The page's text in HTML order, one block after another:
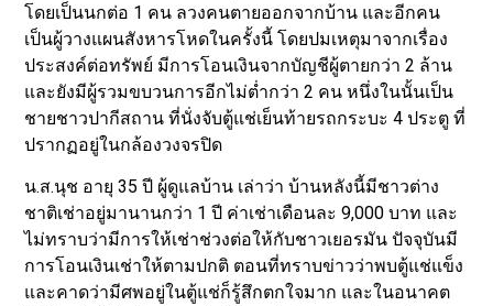
โดยเป็นนกต่อ 1 คน ลวงคนตายออกจากบ้าน และอีกคน
เป็นผู้วางแผนสังหารโหดในครั้งนี้ โดยปมเหตุมาจากเรื่อง
ประสงค์ต่อทรัพย์ มีการโอนเงินจากบัญชีผู้ตายกว่า 2 ล้าน
และยังมีผู้รวมขบวนการอีกไม่ต่ำกว่า 2 คน หนึ่งในนั้นเป็น
ชายชาวปากีสถาน ที่นั่งจับตู้แช่เย็นท้ายรถกระบะ 4 ประตู ที่
ปรากฏอยู่ในกล้องวงจรปิด
น.ส.นุช อายุ 35 ปี ผู้ดูแลบ้าน เล่าว่า บ้านหลังนี้มีชาวต่าง
ชาติเช่าอยู่มานานกว่า 1 ปี ค่าเช่าเดือนละ 9,000 บาท และ
ไม่ทราบว่ามีการให้เช่าช่วงต่อให้กับชาวเยอรมัน ปัจจุบันมี
การโอนเงินเช่าให้ตามปกติ ตอนที่ทราบข่าวว่าพบตู้แช่แข็ง
และคาดว่ามีศพอยู่ในตู้แช่ก็รู้สึกตกใจมาก และในอนาคต